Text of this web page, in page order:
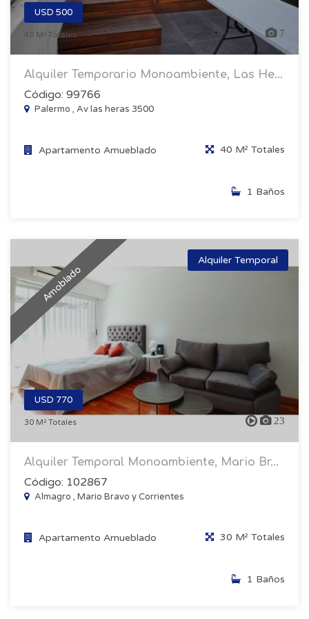
USD 500
40 M² Totales 7
Alquiler Temporario Monoambiente, Las He...
Código: 99766
Palermo , Av las heras 3500
Apartamento Amueblado 40 M² Totales
1 Baños
Amoblado
Alquiler Temporal
USD 770
30 M² Totales 23
Alquiler Temporal Monoambiente, Mario Br...
Código: 102867
Almagro , Mario Bravo y Corrientes
Apartamento Amueblado 30 M² Totales
1 Baños